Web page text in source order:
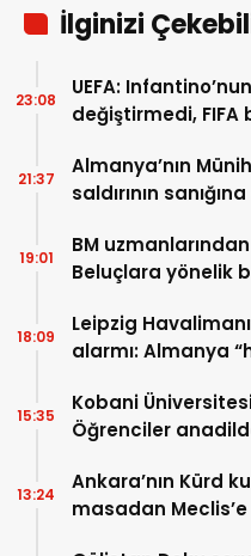
İlginizi
UEFA:
değiştirmedi,
23:08
Almanya’nın
saldırının
21:37
BM
Beluçlara yönelik
19:01
Leipzig
alarmı: Almanya
18:09
Kobani
Öğrenciler
15:35
Ankara’nın Kürd
masadan
13:24